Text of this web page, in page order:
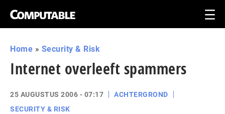
Home » Security & Risk
Internet overleeft spammers
25 AUGUSTUS 2006 - 07:17
ACHTERGROND
SECURITY & RISK